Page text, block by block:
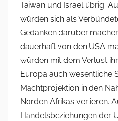
Taiwan und Israel übrig.
würden sich als
Gedanken darüber
dauerhaft von den USA
würden mit dem Verlust
Europa auch wesentliche
Machtprojektion in den
Norden Afrikas verlieren.
Handelsbeziehungen der